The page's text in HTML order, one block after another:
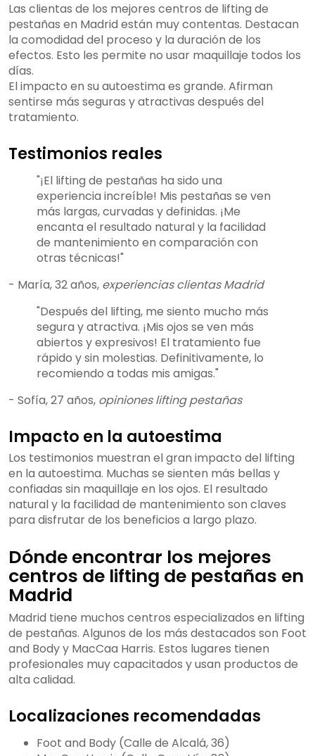
Las clientas de los mejores centros de lifting de
pestañas en Madrid están muy contentas. Destacan
la comodidad del proceso y la duración de los
efectos. Esto les permite no usar maquillaje todos los
días.
El impacto en su autoestima es grande. Afirman
sentirse más seguras y atractivas después del
tratamiento.
Testimonios reales
"¡El lifting de pestañas ha sido una
experiencia increíble! Mis pestañas se ven
más largas, curvadas y definidas. ¡Me
encanta el resultado natural y la facilidad
de mantenimiento en comparación con
otras técnicas!"
- María, 32 años, experiencias clientas Madrid
"Después del lifting, me siento mucho más
segura y atractiva. ¡Mis ojos se ven más
abiertos y expresivos! El tratamiento fue
rápido y sin molestias. Definitivamente, lo
recomiendo a todas mis amigas."
- Sofía, 27 años, opiniones lifting pestañas
Impacto en la autoestima
Los testimonios muestran el gran impacto del lifting
en la autoestima. Muchas se sienten más bellas y
confiadas sin maquillaje en los ojos. El resultado
natural y la facilidad de mantenimiento son claves
para disfrutar de los beneficios a largo plazo.
Dónde encontrar los mejores
centros de lifting de pestañas en
Madrid
Madrid tiene muchos centros especializados en lifting
de pestañas. Algunos de los más destacados son Foot
and Body y MacCaa Harris. Estos lugares tienen
profesionales muy capacitados y usan productos de
alta calidad.
Localizaciones recomendadas
Foot and Body (Calle de Alcalá, 36)